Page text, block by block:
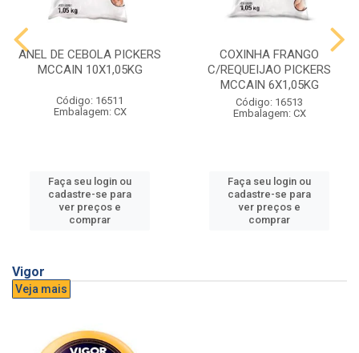
ANEL DE CEBOLA PICKERS
MCCAIN 10X1,05KG
Código: 16511
Embalagem: CX
Faça seu login ou
cadastre-se para
ver preços e
comprar
COXINHA FRANGO
C/REQUEIJAO PICKERS
MCCAIN 6X1,05KG
Código: 16513
Embalagem: CX
Faça seu login ou
cadastre-se para
ver preços e
comprar
Vigor
Veja mais